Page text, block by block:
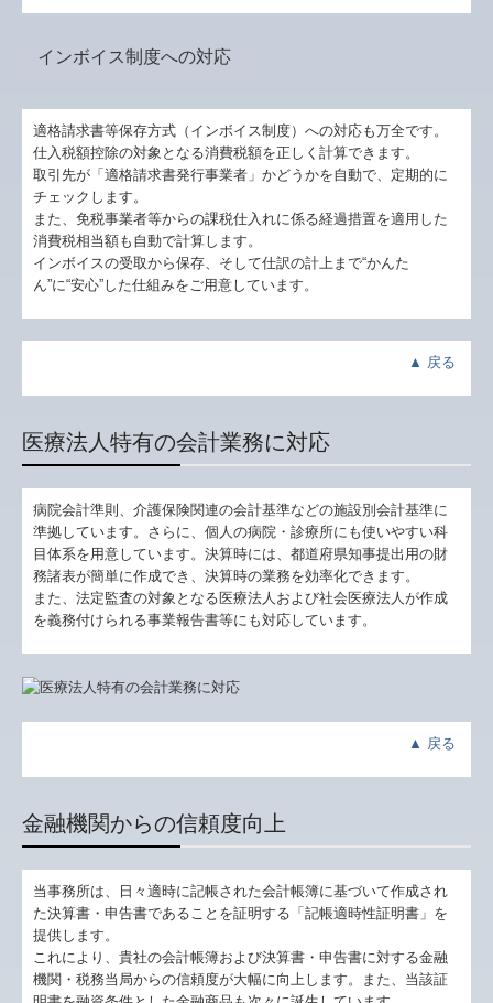
インボイス制度への対応
適格請求書等保存方式（インボイス制度）への対応も万全です。
仕入税額控除の対象となる消費税額を正しく計算できます。
取引先が「適格請求書発行事業者」かどうかを自動で、定期的に
チェックします。
また、免税事業者等からの課税仕入れに係る経過措置を適用した
消費税相当額も自動で計算します。
インボイスの受取から保存、そして仕訳の計上まで“かんた
ん”に“安心”した仕組みをご用意しています。
▲ 戻る
医療法人特有の会計業務に対応
病院会計準則、介護保険関連の会計基準などの施設別会計基準に
準拠しています。さらに、個人の病院・診療所にも使いやすい科
目体系を用意しています。決算時には、都道府県知事提出用の財
務諸表が簡単に作成でき、決算時の業務を効率化できます。
また、法定監査の対象となる医療法人および社会医療法人が作成
を義務付けられる事業報告書等にも対応しています。
▲ 戻る
金融機関からの信頼度向上
当事務所は、日々適時に記帳された会計帳簿に基づいて作成され
た決算書・申告書であることを証明する「記帳適時性証明書」を
提供します。
これにより、貴社の会計帳簿および決算書・申告書に対する金融
機関・税務当局からの信頼度が大幅に向上します。また、当該証